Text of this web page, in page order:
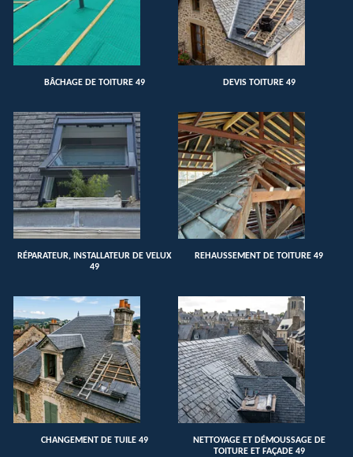
BÂCHAGE DE TOITURE 49 DEVIS TOITURE 49
RÉPARATEUR, INSTALLATEUR DE VELUX
49
REHAUSSEMENT DE TOITURE 49
CHANGEMENT DE TUILE 49
NETTOYAGE ET DÉMOUSSAGE DE
TOITURE ET FAÇADE 49